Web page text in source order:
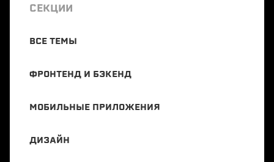
СЕКЦИИ
ВСЕ ТЕМЫ
ФРОНТЕНД И БЭКЕНД
МОБИЛЬНЫЕ ПРИЛОЖЕНИЯ
ДИЗАЙН